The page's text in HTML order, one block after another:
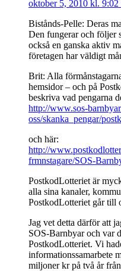
oktober 5, 2010 kl. 9:02
Bistånds-Pelle: Deras
Den fungerar och följer
också en ganska aktiv
företagen har väldigt
Brit: Alla
hemsidor – och på
beskriva vad pengarna
http://www.sos-
oss/skanka_pengar/
och här:
http://
frmnstagare/SOS-
PostkodLotteriet är
alla sina kanaler,
PostkodLotteriet går till
Jag vet detta därför att
SOS-Barnbyar och var
PostkodLotteriet. Vi
informationssamarbete
miljoner kr på två år